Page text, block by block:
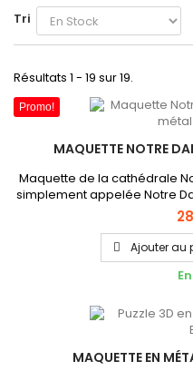
Tri
Résultats 1 - 19 sur 19.
Promo!
MAQUETTE NOTRE
Maquette de la cathédrale
simplement appelée Notre
grâce au métal qui
nécessite des accessoires
montage. Dimensions : 7.62
Ajouter au
MAQUETTE EN